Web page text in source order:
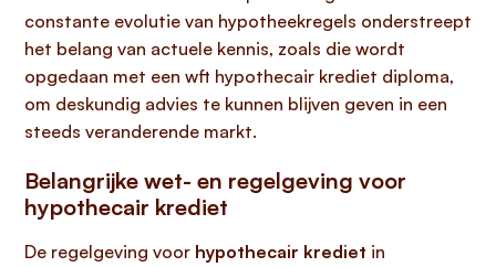
constante evolutie van hypotheekregels onderstreept
het belang van actuele kennis, zoals die wordt
opgedaan met een wft hypothecair krediet diploma,
om deskundig advies te kunnen blijven geven in een
steeds veranderende markt.
Belangrijke wet- en regelgeving voor
hypothecair krediet
De regelgeving voor hypothecair krediet in